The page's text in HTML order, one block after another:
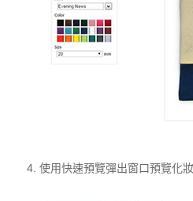
使用快速預覽彈出窗口預覽化